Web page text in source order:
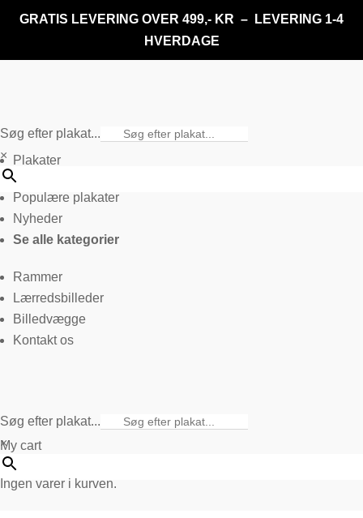
GRATIS LEVERING OVER 499,- KR – LEVERING 1-4
HVERDAGE
Søg efter plakat...
× Plakater
Populære plakater
Nyheder
Se alle kategorier
Rammer
Lærredsbilleder
Billedvægge
Kontakt os
Søg efter plakat...
×
My cart
Ingen varer i kurven.